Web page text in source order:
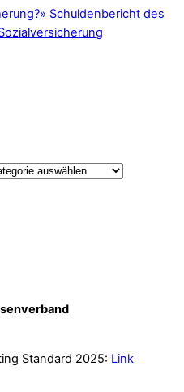
» Schuldenbericht des
Standard 2025: Link